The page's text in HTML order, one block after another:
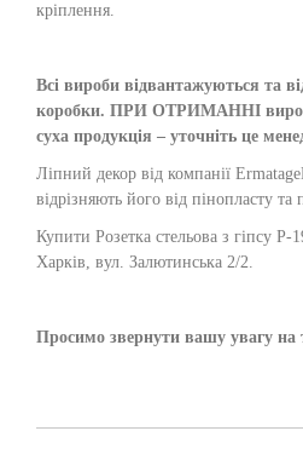
кріплення.
Всі вироби відвантажуються та
коробки. ПРИ ОТРИМАННІ виробу
суха продукція – уточніть це
Ліпний декор від компанії
відрізняють його від пінопласту та
Купити Розетка стельова з гіпсу
Харків, вул. Залютинська 2/2.
Просимо звернути вашу увагу